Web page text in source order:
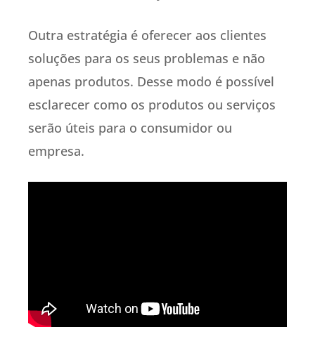
Outra estratégia é oferecer aos clientes
soluções para os seus problemas e não
apenas produtos. Desse modo é possível
esclarecer como os produtos ou serviços
serão úteis para o consumidor ou
empresa.